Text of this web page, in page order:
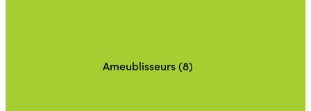
Ameublisseurs (8)